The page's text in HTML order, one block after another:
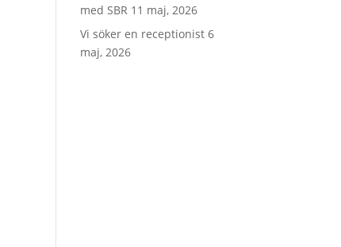
med SBR 11 maj, 2026
Vi söker en receptionist 6
maj, 2026